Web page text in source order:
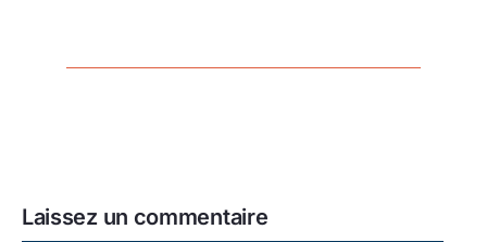
Laissez un commentaire